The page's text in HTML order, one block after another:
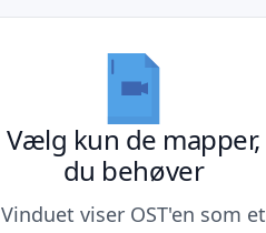
Vælg kun de mapper,
du behøver
Vinduet viser OST'en som et